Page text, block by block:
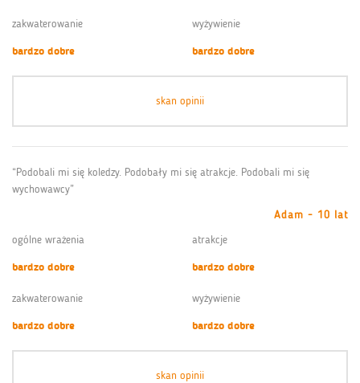
zakwaterowanie
bardzo dobre
wyżywienie
bardzo dobre
skan opinii
“Podobali mi się koledzy. Podobały mi się atrakcje. Podobali mi się
wychowawcy”
Adam - 10 lat
ogólne wrażenia
bardzo dobre
atrakcje
bardzo dobre
zakwaterowanie
bardzo dobre
wyżywienie
bardzo dobre
skan opinii